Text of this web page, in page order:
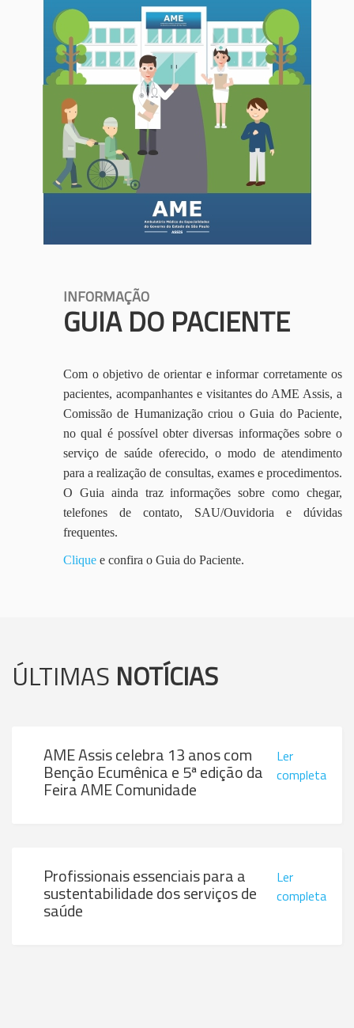
INFORMAÇÃO
GUIA DO PACIENTE
Com o objetivo de orientar e informar corretamente os
pacientes, acompanhantes e visitantes do AME Assis, a
Comissão de Humanização criou o Guia do Paciente,
no qual é possível obter diversas informações sobre o
serviço de saúde oferecido, o modo de atendimento
para a realização de consultas, exames e procedimentos.
O Guia ainda traz informações sobre como chegar,
telefones de contato, SAU/Ouvidoria e dúvidas
frequentes.
Clique e confira o Guia do Paciente.
ÚLTIMAS NOTÍCIAS
AME Assis celebra 13 anos com
Benção Ecumênica e 5ª edição da
Feira AME Comunidade
Ler
completa
Profissionais essenciais para a
sustentabilidade dos serviços de
saúde
Ler
completa